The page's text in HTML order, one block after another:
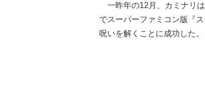
一昨年の12月、カミナリ
でスーパーファミコン版『
呪いを解くことに成功した。